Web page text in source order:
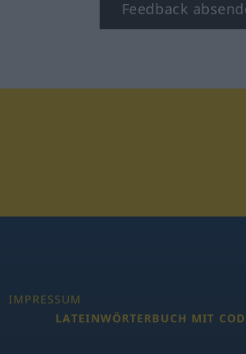
Feedback
IMPRESSUM
LATEINWÖRTERBUCH MIT